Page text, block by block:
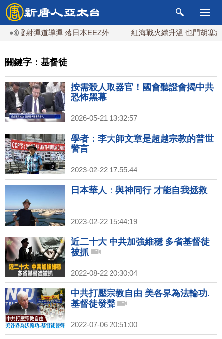
射彈道導彈 落日本EEZ外 紅海戰火續升溫 也門胡塞武裝
關鍵字：基督徒
按需殺人取器官！國會聽證會揭中共
恐怖黑幕
2026-05-21 13:32:57
學者：李大師文章是超越宗教的普世
警言
2023-02-22 17:55:44
日本華人：與神同行 才能自我拯救
2023-02-22 15:44:19
近二十大 中共加強維穩 多省基督徒
被抓
2022-08-22 20:30:04
中共打壓宗教自由 美各界為法輪功.
基督徒發聲
2022-07-06 20:51:00